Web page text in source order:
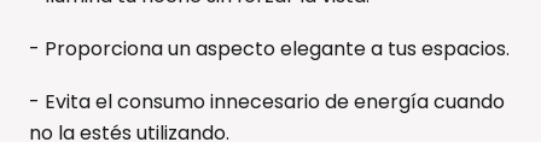
- Proporciona un aspecto elegante a tus espacios.
- Evita el consumo innecesario de energía cuando
no la estés utilizando.